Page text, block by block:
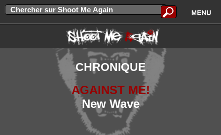
CHRONIQUE
AGAINST ME!
New Wave